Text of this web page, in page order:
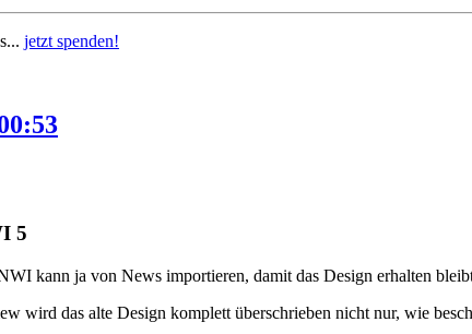
jetzt spenden!
5
kann ja von News importieren, damit das Design erhalten
wird das alte Design komplett überschrieben nicht nur, wie